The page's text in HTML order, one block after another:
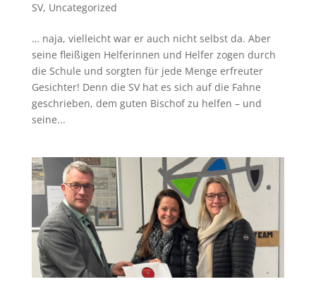
SV, Uncategorized
… naja, vielleicht war er auch nicht selbst da. Aber
seine fleißigen Helferinnen und Helfer zogen durch
die Schule und sorgten für jede Menge erfreuter
Gesichter! Denn die SV hat es sich auf die Fahne
geschrieben, dem guten Bischof zu helfen – und
seine...